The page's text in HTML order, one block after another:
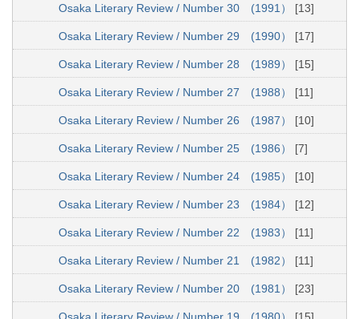
Osaka Literary Review / Number 30 (1991） [13]
Osaka Literary Review / Number 29 (1990） [17]
Osaka Literary Review / Number 28 (1989） [15]
Osaka Literary Review / Number 27 (1988） [11]
Osaka Literary Review / Number 26 (1987） [10]
Osaka Literary Review / Number 25 (1986） [7]
Osaka Literary Review / Number 24 (1985） [10]
Osaka Literary Review / Number 23 (1984） [12]
Osaka Literary Review / Number 22 (1983） [11]
Osaka Literary Review / Number 21 (1982） [11]
Osaka Literary Review / Number 20 (1981） [23]